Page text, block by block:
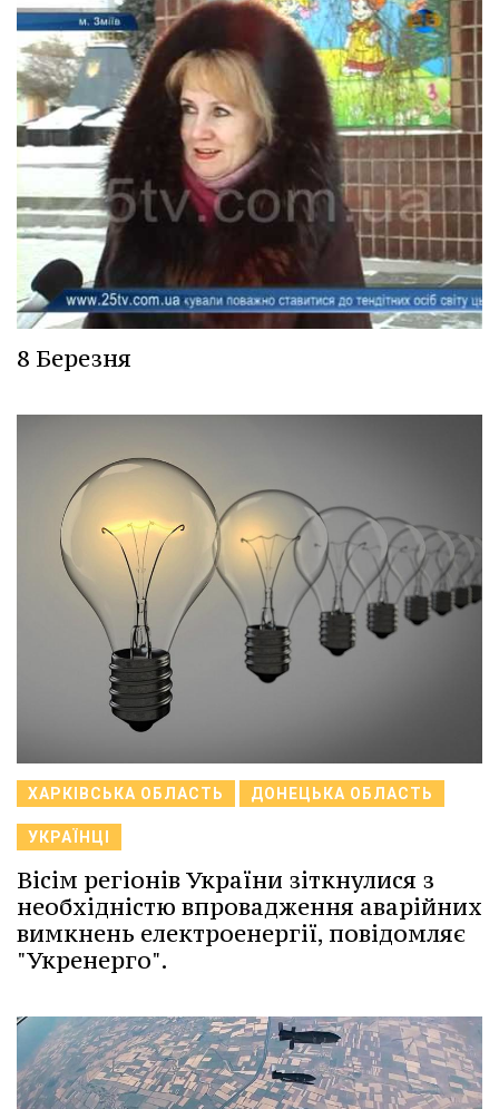
8 Березня
ХАРКІВСЬКА ОБЛАСТЬ ДОНЕЦЬКА ОБЛАСТЬ
УКРАЇНЦІ
Вісім регіонів України зіткнулися з
необхідністю впровадження аварійних
вимкнень електроенергії, повідомляє
"Укренерго".